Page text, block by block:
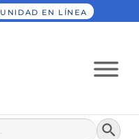
UNIDAD EN LÍNEA
Botón